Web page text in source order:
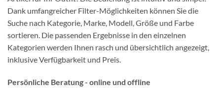
Dank umfangreicher Filter-Möglichkeiten können Sie die
Suche nach Kategorie, Marke, Modell, Größe und Farbe
sortieren. Die passenden Ergebnisse in den einzelnen
Kategorien werden Ihnen rasch und übersichtlich angezeigt,
inklusive Verfügbarkeit und Preis.
Persönliche Beratung - online und offline